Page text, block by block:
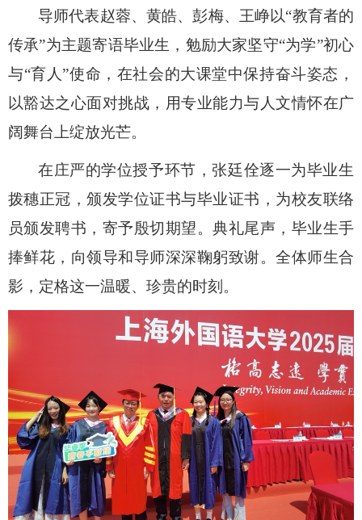
导师代表赵蓉、黄皓、彭梅、王峥以“教育者的
传承”为主题寄语毕业生，勉励大家坚守“为学”初心
与“育人”使命，在社会的大课堂中保持奋斗姿态，
以豁达之心面对挑战，用专业能力与人文情怀在广
阔舞台上绽放光芒。
在庄严的学位授予环节，张廷佺逐一为毕业生
拨穗正冠，颁发学位证书与毕业证书，为校友联络
员颁发聘书，寄予殷切期望。典礼尾声，毕业生手
捧鲜花，向领导和导师深深鞠躬致谢。全体师生合
影，定格这一温暖、珍贵的时刻。